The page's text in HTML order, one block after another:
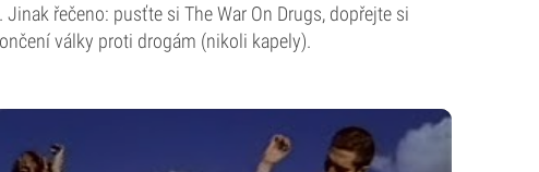
řečeno: pusťte si The War On Drugs, dopřejte si
války proti drogám (nikoli kapely).